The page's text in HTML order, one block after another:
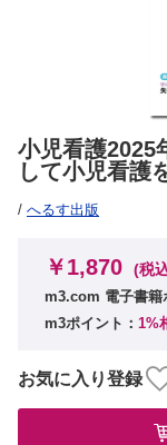
小児看護2025
して小児看護
/ へるす出版
￥1,870 (税
m3.com 電子書籍
m3ポイント： 1%
お気に入り登録